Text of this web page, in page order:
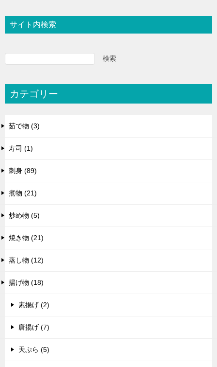
サイト内検索
検索
カテゴリー
茹で物 (3)
寿司 (1)
刺身 (89)
煮物 (21)
炒め物 (5)
焼き物 (21)
蒸し物 (12)
揚げ物 (18)
素揚げ (2)
唐揚げ (7)
天ぷら (5)